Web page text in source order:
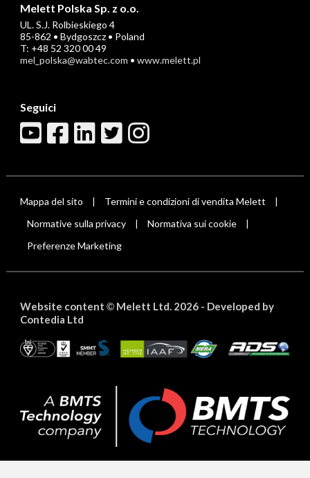
Melett Polska Sp. z o.o.
UL. S.J. Rolbieskiego 4
85-862 • Bydgoszcz • Poland
T: +48 52 320 00 49
mel_polska@wabtec.com • www.melett.pl
Seguici
Mappa del sito Termini e condizioni di vendita Melett
Normative sulla privacy Normativa sui cookie
Preferenze Marketing
Website content ©Melett Ltd. 2026 - Developed by
Contedia Ltd